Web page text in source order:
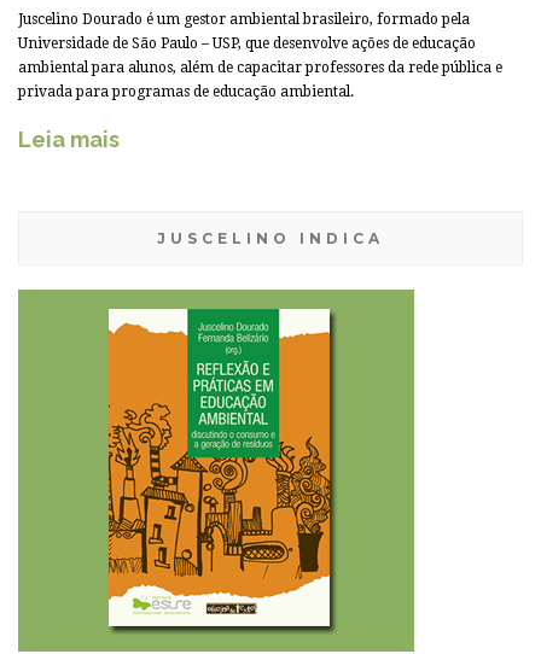
Juscelino Dourado é um gestor ambiental brasileiro, formado pela
Universidade de São Paulo – USP, que desenvolve ações de educação
ambiental para alunos, além de capacitar professores da rede pública e
privada para programas de educação ambiental.
Leia mais
JUSCELINO INDICA